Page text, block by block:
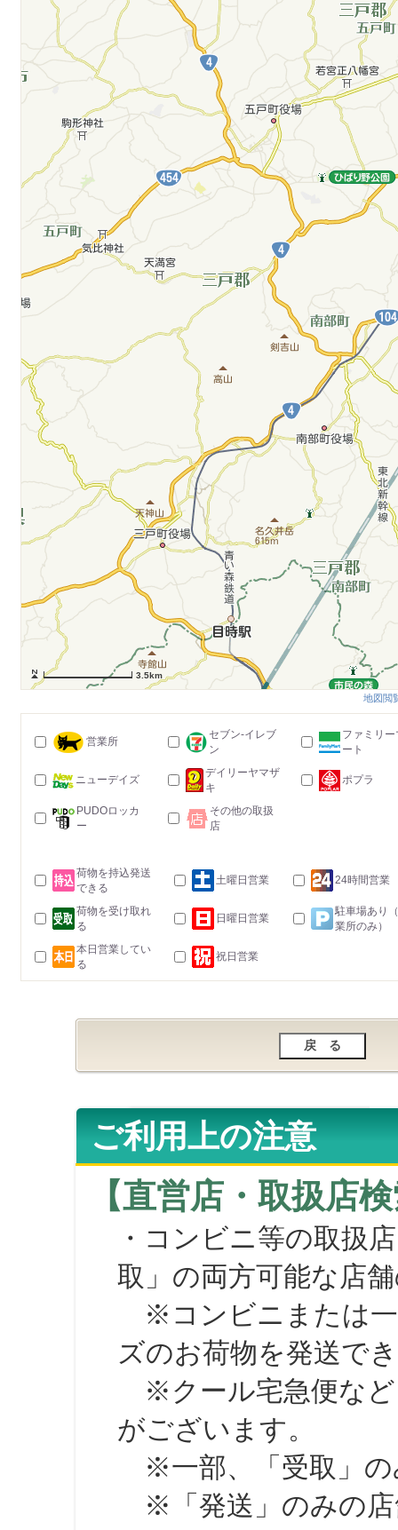
3.5km
地図閲
営業所
セブン-イレブ
ン
ファミリー
ート
ニューデイズ
デイリーヤマザ
キ
ポプラ
PUDOロッカ
ー
その他の取扱
店
荷物を持込発送
できる
土曜日営業 24時間営業
荷物を受け取れ
る
日曜日営業
駐車場あり
業所のみ）
本日営業してい
る
祝日営業
ご利用上の注意
【直営店・取扱店
・コンビニ等の取扱
取」の両方可能な店
※コンビニまたは一
ズのお荷物を発送で
※クール宅急便など
がございます。
※一部、「受取」の
※「発送」のみの店